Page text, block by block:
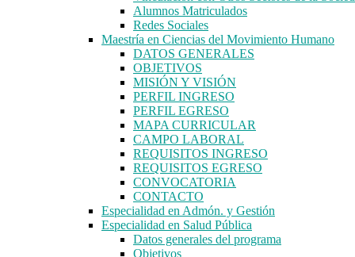
Alumnos Matriculados
Redes Sociales
Maestría en Ciencias del Movimiento Humano
DATOS GENERALES
OBJETIVOS
MISIÓN Y VISIÓN
PERFIL INGRESO
PERFIL EGRESO
MAPA CURRICULAR
CAMPO LABORAL
REQUISITOS INGRESO
REQUISITOS EGRESO
CONVOCATORIA
CONTACTO
Especialidad en Admón. y Gestión
Especialidad en Salud Pública
Datos generales del programa
Objetivos